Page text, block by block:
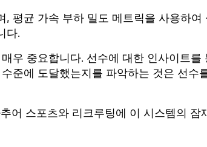
평균 가속 부하 밀도 메트릭을 사용하여
다.
우 중요합니다. 선수에 대한 인사이트를
준에 도달했는지를 파악하는 것은 선수
어 스포츠와 리크루팅에 이 시스템의 잠